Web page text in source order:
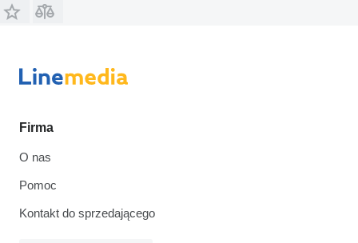
Firma
O nas
Pomoc
Kontakt do sprzedającego